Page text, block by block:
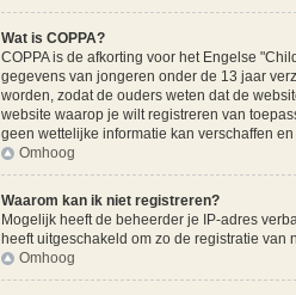
Wat is COPPA?
COPPA is de afkorting voor het Engelse
gegevens van jongeren onder de 13 jaar
worden, zodat de ouders weten dat de
website waarop je wilt registreren van
geen wettelijke informatie kan verschaffen
Omhoog
Waarom kan ik niet registreren?
Mogelijk heeft de beheerder je IP-adres
heeft uitgeschakeld om zo de registratie van
Omhoog